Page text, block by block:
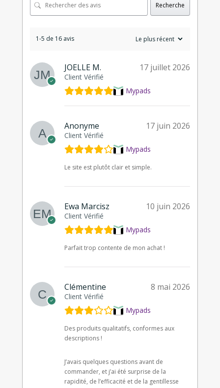
Recherche
1-5 de 16 avis
JOELLE M.
Client Vérifié
17 juillet 2026
Mypads
Anonyme
Client Vérifié
17 juin 2026
Mypads
Le site est plutôt clair et simple.
Ewa Marcisz
Client Vérifié
10 juin 2026
Mypads
Parfait trop contente de mon achat !
Clémentine
Client Vérifié
8 mai 2026
Mypads
Des produits qualitatifs, conformes aux
descriptions !
J’avais quelques questions avant de
commander, et j’ai été surprise de la
rapidité, de l’efficacité et de la gentillesse